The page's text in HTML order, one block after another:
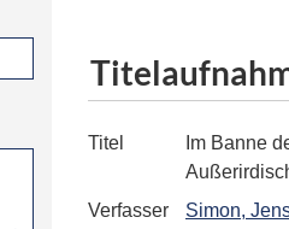
Titel
Im Banne
Verfasser
Simon,